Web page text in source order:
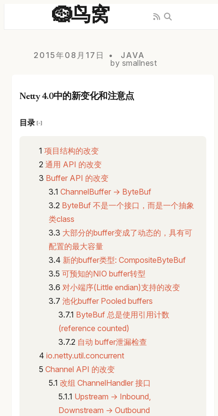
🪹鸟窝
2015年08月17日
JAVA
by smallnest
Netty 4.0中的新变化和注意点
目录 [−]
项目结构的改变
通用 API 的改变
Buffer API 的改变
ChannelBuffer → ByteBuf
ByteBuf 不是一个接口，而是一个抽象
类class
大部分的buffer变成了动态的，具有可
配置的最大容量
新的buffer类型: CompositeByteBuf
可预知的NIO buffer转型
对小端序(Little endian)支持的改变
池化buffer Pooled buffers
ByteBuf 总是使用引用计数
(reference counted)
自动 buffer泄漏检查
io.netty.util.concurrent
Channel API 的改变
改组 ChannelHandler 接口
Upstream → Inbound,
Downstream → Outbound